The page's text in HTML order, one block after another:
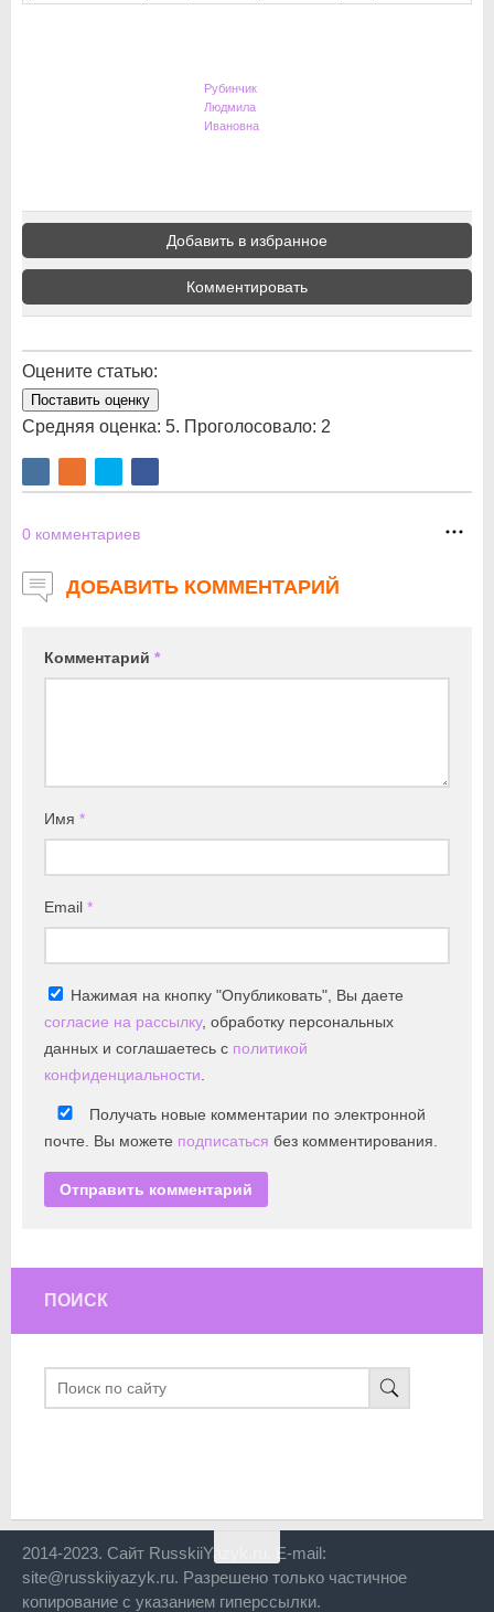
Рубинчик
Людмила
Ивановна
Добавить в избранное
Комментировать
Оцените статью:
Поставить оценку
Средняя оценка: 5. Проголосовало: 2
0 комментариев
ДОБАВИТЬ КОММЕНТАРИЙ
Комментарий *
Имя *
Email *
Нажимая на кнопку "Опубликовать", Вы даете
согласие на рассылку, обработку персональных
данных и соглашаетесь с политикой
конфиденциальности
Получать новые комментарии по электронной
почте. Вы можете подписаться без комментирования.
ПОИСК
2014-2023. Сайт RusskiiYazyk.ru. E-mail:
site@russkiiyazyk.ru. Разрешено только частичное
копирование с указанием гиперссылки.